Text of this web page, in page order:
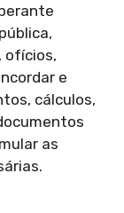
ofícios,
e
cálculos,
as